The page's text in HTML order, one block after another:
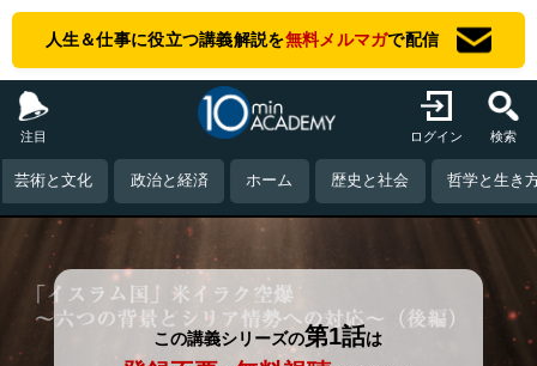
人生＆仕事に役立つ講義解説を無料メルマガで配信
注目 ログイン 検索
芸術と文化 政治と経済 ホーム 歴史と社会 哲学と生き
この講義シリーズの第1話は